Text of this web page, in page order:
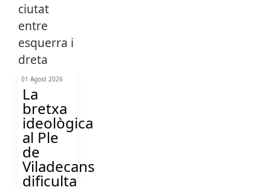
01 Agost 2026
La
bretxa
ideològica
al Ple
de
Viladecans
dificulta